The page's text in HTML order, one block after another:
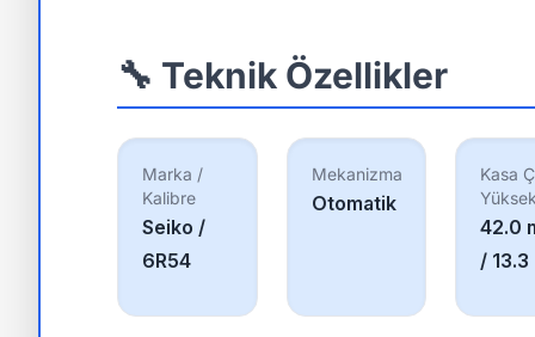
🔧 Teknik Özellikler
Marka /
Kalibre
Seiko /
6R54
Mekanizma
Otomatik
Kasa
42.0
/ 13.3